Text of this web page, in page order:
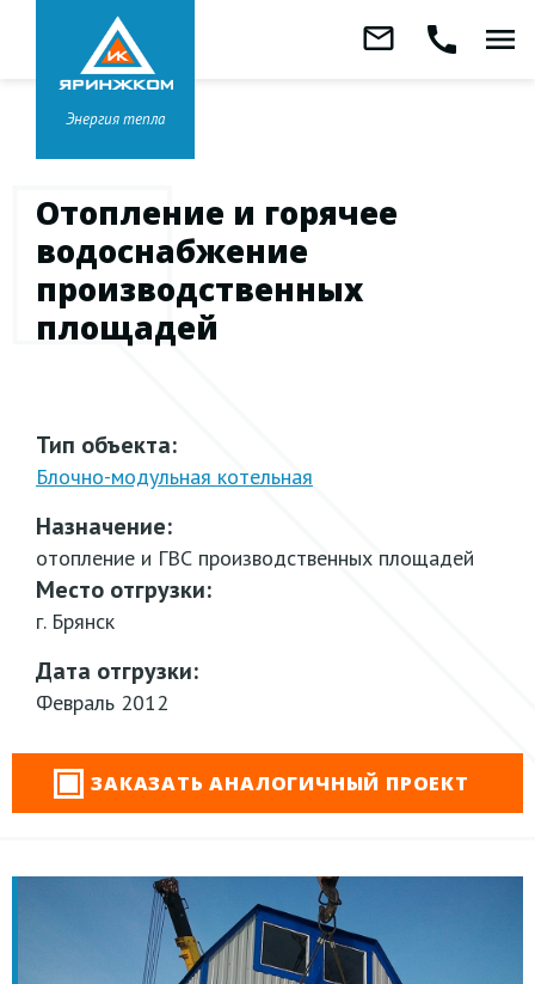
Заказать
Звонок бесплатный
8 800 333-99-01
Головной офис вЯрославле
+7 (4852) 67-96-00
Энергия тепла
mail_outline call menu
Отопление и горячее
водоснабжение
производственных
площадей
Тип объекта:
Блочно-модульная котельная
Назначение:
отопление и ГВС производственных площадей
Место отгрузки:
г. Брянск
Дата отгрузки:
Февраль 2012
ЗАКАЗАТЬ АНАЛОГИЧНЫЙ ПРОЕКТ